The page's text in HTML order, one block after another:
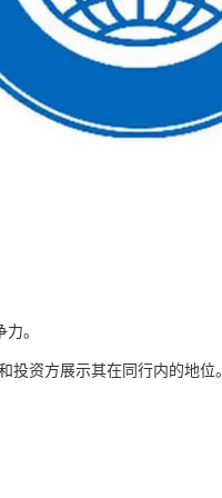
。
投资方展示其在同行内的地位